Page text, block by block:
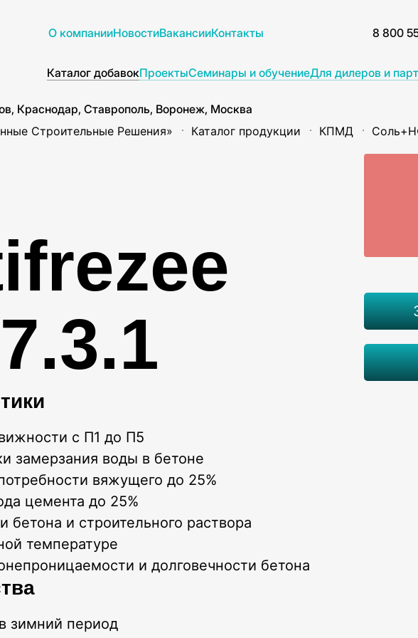
О компанииНовостиВакансииКонтакты 8 800
Каталог добавокПроектыСеминары и обучениеДля дилеров и
Краснодар, Ставрополь, Воронеж, Москва
Строительные Решения»
Каталог продукции КПМД
с П1 до П5
замерзания воды в бетоне
вяжущего до 25%
цемента до 25%
бетона и строительного раствора
температуре
и долговечности бетона
зимний период